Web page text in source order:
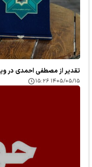
تقدیر از مصطفی احمدی در
۱۴۰۵/۰۵/۱۵ ۱۵:۲۶